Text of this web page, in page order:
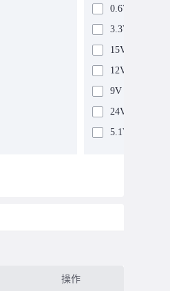
0.6V~5V
3.3V
15V
12V
9V
24V
5.1V
操作